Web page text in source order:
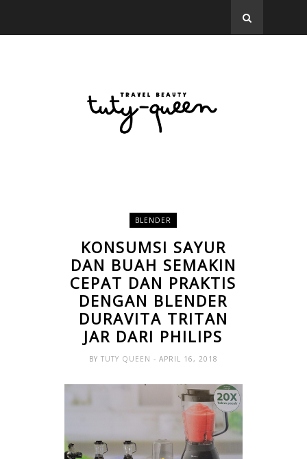
BLENDER
KONSUMSI SAYUR
DAN BUAH SEMAKIN
CEPAT DAN PRAKTIS
DENGAN BLENDER
DURAVITA TRITAN
JAR DARI PHILIPS
BY TUTY QUEEN - APRIL 16, 2018